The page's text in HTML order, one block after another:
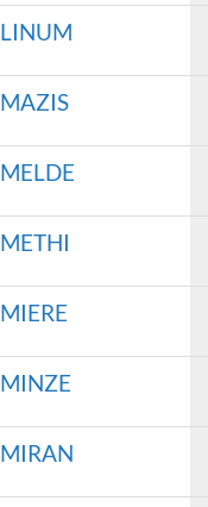
LINUM
MAZIS
MELDE
METHI
MIERE
MINZE
MIRAN